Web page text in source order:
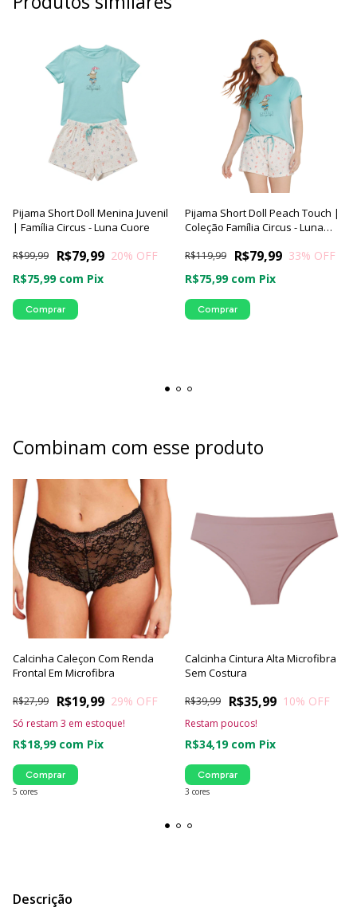
Pijama Short Doll Menina Juvenil
| Família Circus - Luna Cuore
R$79,99
R$99,99 20% OFF
R$75,99 com Pix
Comprar
Pijama Short Doll Peach Touch |
Coleção Família Circus - Luna
R$79,99
R$119,99 33% OFF
R$75,99 com Pix
Comprar
Combinam com esse produto
Calcinha Caleçon Com Renda
Frontal Em Microfibra
R$19,99
R$27,99 29% OFF
R$18,99 com Pix
Só restam 3 em estoque!
5 cores
Comprar
Calcinha Cintura Alta Microfibra
Sem Costura
R$35,99
R$39,99 10% OFF
R$34,19 com Pix
Restam poucos!
3 cores
Comprar
Descrição